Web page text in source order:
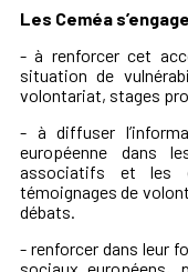
Les Ceméa
- à renforcer cet
situation de
volontariat, stages
- à diffuser
européenne dans
associatifs et les
témoignages de
débats.
- renforcer dans leur
sociaux européens,